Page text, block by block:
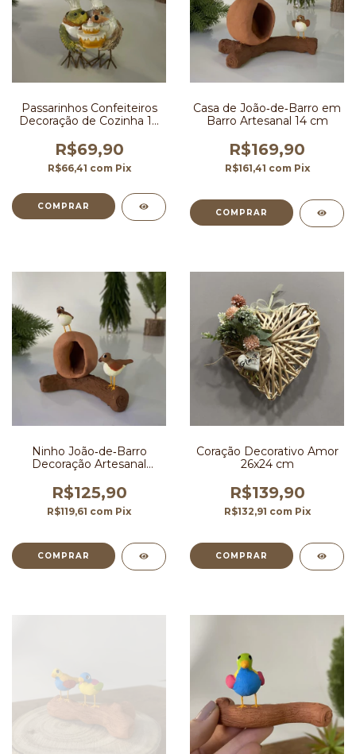
Passarinhos Confeiteiros
Decoração de Cozinha 10
R$69,90
R$66,41 com Pix
Casa de João‑de‑Barro em
Barro Artesanal 14 cm
R$169,90
R$161,41 com Pix
Ninho João‑de‑Barro
Decoração Artesanal
R$125,90
R$119,61 com Pix
Coração Decorativo Amor
26x24 cm
R$139,90
R$132,91 com Pix